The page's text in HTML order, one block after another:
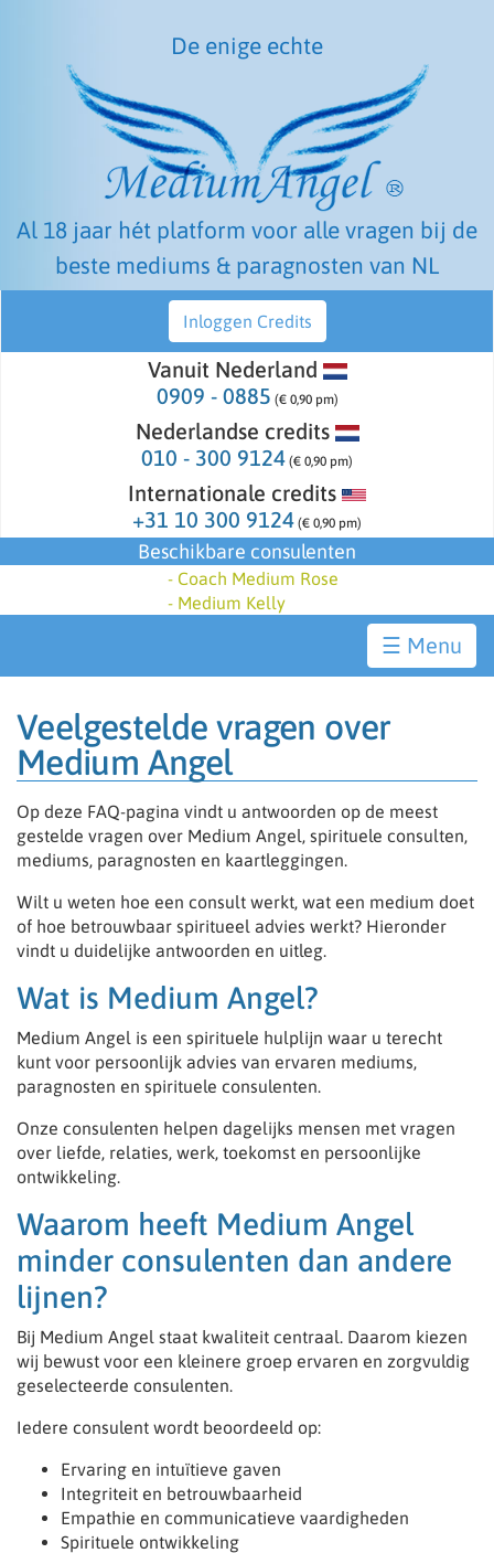
De enige echte
Al 18 jaar hét platform voor alle vragen bij de
beste mediums & paragnosten van NL
Inloggen Credits
Vanuit Nederland
0909 - 0885 (€ 0,90 pm)
Nederlandse credits
010 - 300 9124 (€ 0,90 pm)
Internationale credits
+31 10 300 9124 (€ 0,90 pm)
Beschikbare consulenten
- Coach Medium Rose
- Medium Kelly
☰
Veelgestelde vragen over
Medium Angel
Op deze FAQ-pagina vindt u antwoorden op de meest
gestelde vragen over Medium Angel, spirituele consulten,
mediums, paragnosten en kaartleggingen.
Wilt u weten hoe een consult werkt, wat een medium doet
of hoe betrouwbaar spiritueel advies werkt? Hieronder
vindt u duidelijke antwoorden en uitleg.
Wat is Medium Angel?
Medium Angel is een spirituele hulplijn waar u terecht
kunt voor persoonlijk advies van ervaren mediums,
paragnosten en spirituele consulenten.
Onze consulenten helpen dagelijks mensen met vragen
over liefde, relaties, werk, toekomst en persoonlijke
ontwikkeling.
Waarom heeft Medium Angel
minder consulenten dan andere
lijnen?
Bij Medium Angel staat kwaliteit centraal. Daarom kiezen
wij bewust voor een kleinere groep ervaren en zorgvuldig
geselecteerde consulenten.
Iedere consulent wordt beoordeeld op:
Ervaring en intuïtieve gaven
Integriteit en betrouwbaarheid
Empathie en communicatieve vaardigheden
Spirituele ontwikkeling